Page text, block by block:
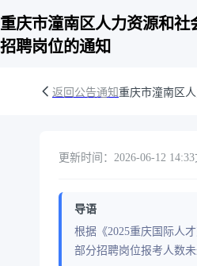
重庆市潼南区人力资源和
招聘岗位的通知
返回公告通知重庆市潼南区
更新时间：2026-06-12 14:33
导语
根据《2025重庆国际人
部分招聘岗位报考人数